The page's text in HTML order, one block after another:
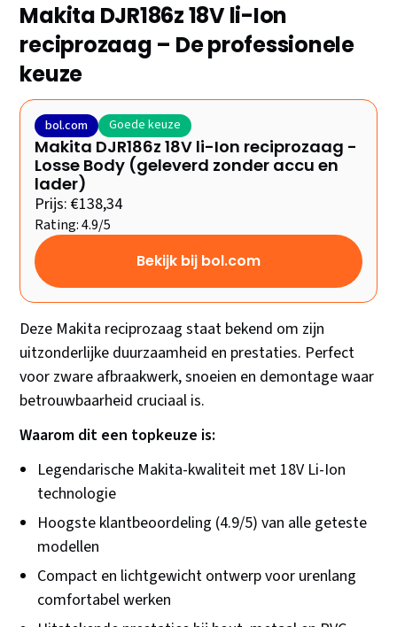
Makita DJR186z 18V li-Ion
reciprozaag – De professionele
keuze
bol.com Goede keuze
Makita DJR186z 18V li-Ion reciprozaag -
Losse Body (geleverd zonder accu en
lader)
Prijs: €138,34
Rating: 4.9/5
Bekijk bij bol.com
Deze Makita reciprozaag staat bekend om zijn
uitzonderlijke duurzaamheid en prestaties. Perfect
voor zware afbraakwerk, snoeien en demontage waar
betrouwbaarheid cruciaal is.
Waarom dit een topkeuze is:
Legendarische Makita-kwaliteit met 18V Li-Ion
technologie
Hoogste klantbeoordeling (4.9/5) van alle geteste
modellen
Compact en lichtgewicht ontwerp voor urenlang
comfortabel werken